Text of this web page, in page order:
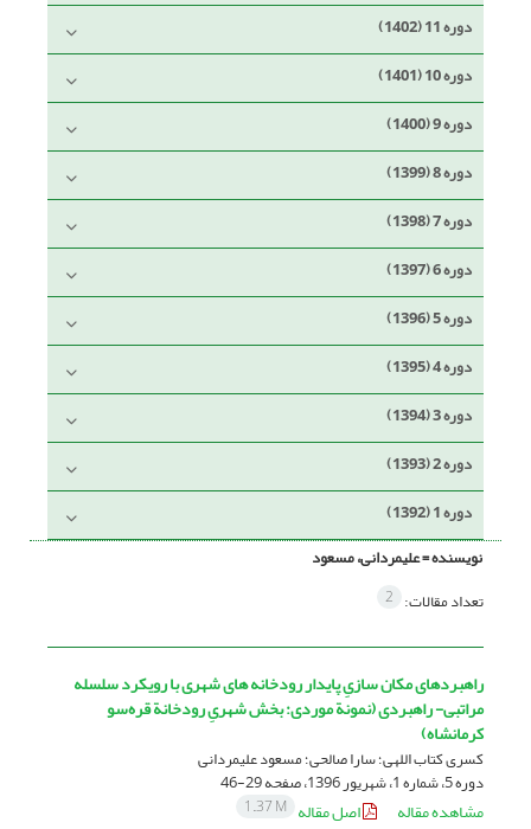
دوره 11 (1402)
دوره 10 (1401)
دوره 9 (1400)
دوره 8 (1399)
دوره 7 (1398)
دوره 6 (1397)
دوره 5 (1396)
دوره 4 (1395)
دوره 3 (1394)
دوره 2 (1393)
دوره 1 (1392)
نویسنده =علیمردانی، مسعود
تعداد مقالات: 2
راهبردهای مکان سازیِ پایدار رودخانه های شهری با رویکرد سلسله
مراتبی- راهبردی (نمونة موردی: بخش شهریِ رودخانة قره‌سو
کرمانشاه)
کسری کتاب اللهی؛ سارا صالحی؛ مسعود علیمردانی
دوره 5، شماره 1، شهریور 1396، صفحه 29-46
مشاهده مقاله اصل مقاله 1.37 M